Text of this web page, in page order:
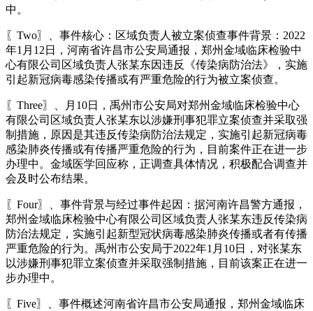
中。
〖Two〗、事件核心：区域负责人被立案侦查事件背景：2022
年1月12日，河南省许昌市公安局通报，郑州金域临床检验中
心有限公司区域负责人张某东因违反《传染病防治法》，实施
引起新冠病毒感染传播或有严重危险的行为被立案侦查。
〖Three〗、月10日，禹州市公安局对郑州金域临床检验中心
有限公司区域负责人张某东以涉嫌刑事犯罪立案侦查并采取强
制措施，原因是其违反传染病防治法规定，实施引起新冠病毒
感染肺炎传播或有传播严重危险的行为，目前案件正在进一步
办理中。金域医学回应称，正调查具体情况，积极配合调查并
会及时公布结果。
〖Four〗、事件背景与经过事件起因：据河南许昌警方通报，
郑州金域临床检验中心有限公司区域负责人张某东违反传染病
防治法规定，实施引起新型冠状病毒感染肺炎传播或者有传播
严重危险的行为。禹州市公安局于2022年1月10日，对张某东
以涉嫌刑事犯罪立案侦查并采取强制措施，目前该案正在进一
步办理中。
〖Five〗、事件概述河南省许昌市公安局通报，郑州金域临床